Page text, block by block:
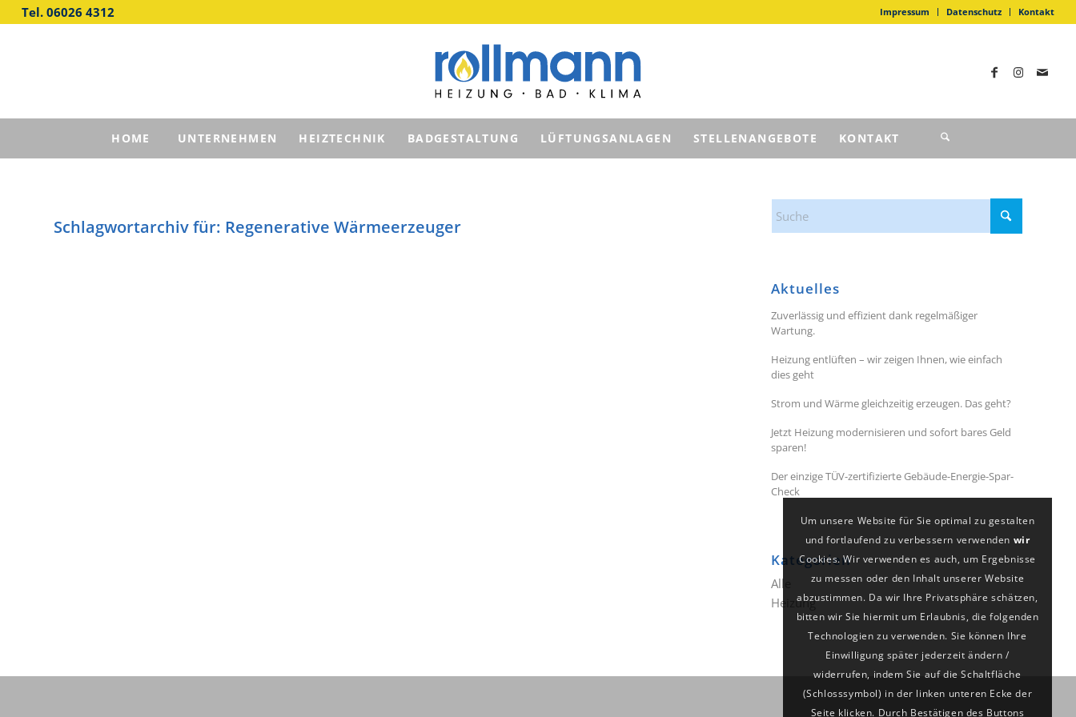
Impressum Datenschutz Kontakt
Tel. 06026 4312
HOME UNTERNEHMEN HEIZTECHNIK BADGESTALTUNG LÜFTUNGSANLAGEN STELLENANGEBOTE KONTAKT
Schlagwortarchiv für: Regenerative Wärmeerzeuger
Aktuelles
Zuverlässig und effizient dank regelmäßiger
Wartung.
Heizung entlüften – wir zeigen Ihnen, wie einfach
dies geht
Strom und Wärme gleichzeitig erzeugen. Das geht?
Jetzt Heizung modernisieren und sofort bares Geld
sparen!
Der einzige TÜV-zertifizierte Gebäude-Energie-Spar-
Check
Kategorien
Alle
Heizung
Um unsere Website für Sie optimal zu gestalten
und fortlaufend zu verbessern verwenden wir
Cookies. Wir verwenden es auch, um Ergebnisse
zu messen oder den Inhalt unserer Website
abzustimmen. Da wir Ihre Privatsphäre schätzen,
bitten wir Sie hiermit um Erlaubnis, die folgenden
Technologien zu verwenden. Sie können Ihre
Einwilligung später jederzeit ändern /
widerrufen, indem Sie auf die Schaltfläche
(Schlosssymbol) in der linken unteren Ecke der
Seite klicken. Durch Bestätigen des Buttons